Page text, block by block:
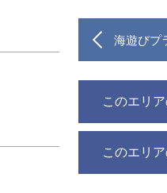
海遊びプ
このエリ
このエリ